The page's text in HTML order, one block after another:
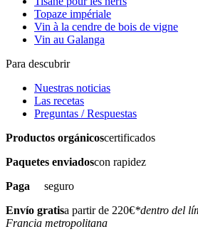
Topaze impériale
Vin à la cendre de bois de vigne
Vin au Galanga
Para descubrir
Nuestras noticias
Las recetas
Preguntas / Respuestas
Productos orgánicoscertificados
Paquetes enviadoscon rapidez
Paga seguro
Envío gratisa partir de 220€*dentro del
Francia metropolitana